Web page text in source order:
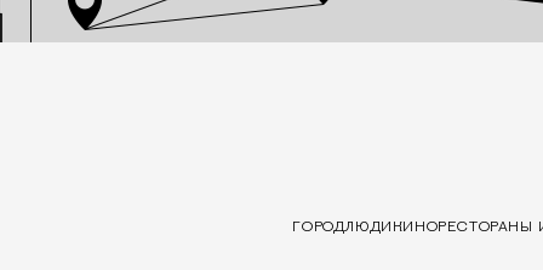
ГОРОДЛЮДИ КИНОРЕСТОРАНЫ